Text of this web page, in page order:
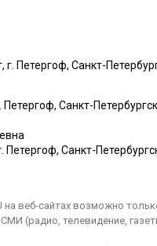
Петергоф, Санкт-
Санкт-
Петергоф,Санкт-
веб-сайтах возможно
(радио, телевидение,